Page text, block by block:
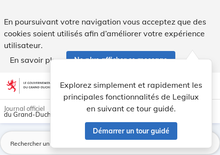
En poursuivant votre navigation vous acceptez que des
cookies soient utilisés afin d’améliorer votre expérience
utilisateur.
En savoir plus
Ne plus afficher ce message
Aller au contenu account_circle help Aide
Explorez simplement et rapidement les
principales fonctionnalités de Legilux
en suivant ce tour guidé.
Démarrer un tour guidé
light_mode dark_mode
Journal officiel
du Grand-Duché de Luxembourg